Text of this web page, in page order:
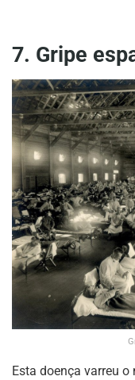
7. Gripe
Esta doença varreu